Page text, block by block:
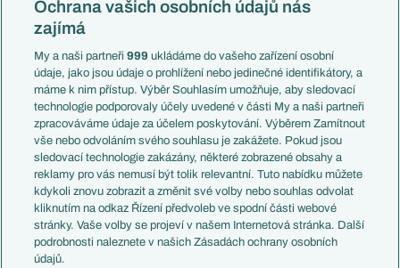
Mistrovství světa
Liga národů
Témata
Představení týmů MS
EuroSkauting
PL v kostce
Evropské koeficienty
Přestupy
Přestupové spekulace
Zranění
Kluby
Arsenal FC
Chelsea FC
Francie
Itálie
Německo
Španělsko
Argentina
Brazílie
Přestupy
Zápasy
Livescore
Tipovací soutěž
Ochrana vašich osobních údajů nás
zajímá
My a naši partneři999 ukládáme do vašeho zařízení osobní
údaje, jako jsou údaje o prohlížení nebo jedinečné identifikátory, a
máme k nim přístup. Výběr Souhlasím umožňuje, aby sledovací
technologie podporovaly účely uvedené v části My a naši partneři
zpracováváme údaje za účelem poskytování. Výběrem Zamítnout
vše nebo odvoláním svého souhlasu je zakážete. Pokud jsou
sledovací technologie zakázány, některé zobrazené obsahy a
reklamy pro vás nemusí být tolik relevantní. Tuto nabídku můžete
kdykoli znovu zobrazit a změnit své volby nebo souhlas odvolat
kliknutím na odkaz Řízení předvoleb ve spodní části webové
stránky. Vaše volby se projeví v našem Internetová stránka. Další
podrobnosti naleznete v našich Zásadách ochrany osobních
údajů.